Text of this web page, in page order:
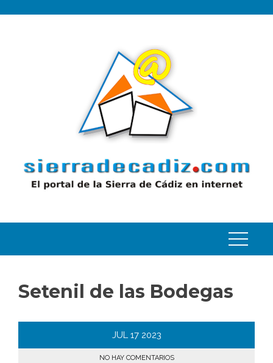
Setenil de las Bodegas
JUL 17 2023
NO HAY COMENTARIOS